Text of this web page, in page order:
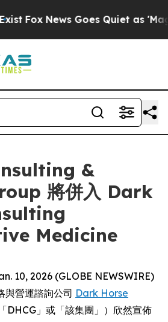
Fox News Goes Quiet as 'Maga
&
將併入 Dark
Medicine
10, 2026 (GLOBE NEWSWIRE)
與營運諮詢公司 Dark Horse
「DHCG」或「該集團」）欣然宣佈